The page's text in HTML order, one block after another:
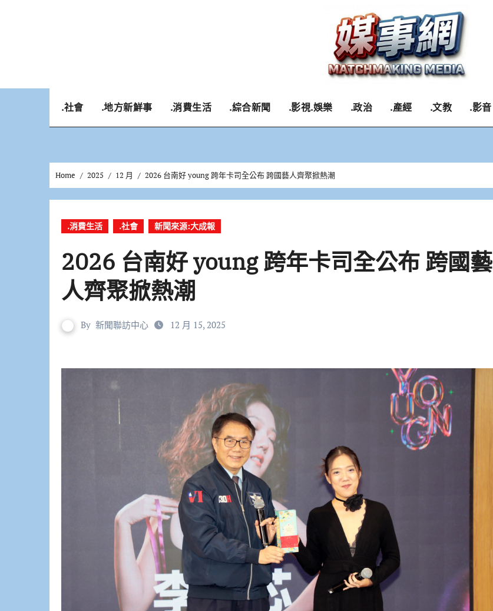
.社會 .地方新鮮事 .消費生活 .綜合新聞 .影視.娛樂 .政治 .產經 .文教 .影音
Home 2025 12 月 2026 台南好 young 跨年卡司全公布 跨國藝人齊聚掀熱潮
.消費生活 .社會 新聞來源:大成報
2026 台南好 young 跨年卡司全公布 跨國藝
人齊聚掀熱潮
By 新聞聯訪中心 12 月 15, 2025